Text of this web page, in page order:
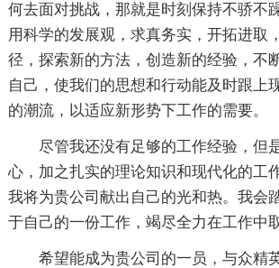
何去面对挑战，那就是时刻保持不骄不
用科学的发展观，求真务实，开拓进取
径，探索新的方法，创造新的经验，不
自己，使我们的思想和行动能及时跟上
的潮流，以适应新形势下工作的需要。
尽管我还没有足够的工作经验，但
心，加之扎实的理论知识和现代化的工
我将为贵公司献出自己的光和热。我会
于自己的一份工作，竭尽全力在工作中
希望能成为贵公司的一员，与众精